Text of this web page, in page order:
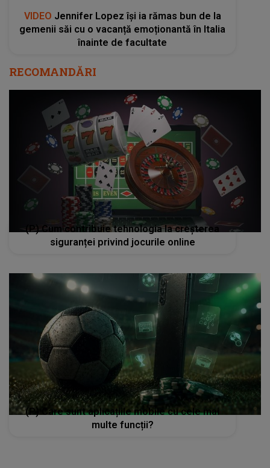
VIDEO Jennifer Lopez își ia rămas bun de la
gemenii săi cu o vacanță emoționantă în Italia
înainte de facultate
RECOMANDĂRI
(P) Cum contribuie tehnologia la creșterea
siguranței privind jocurile online
(P) Care sunt aplicațiile mobile cu cele mai
multe funcții?